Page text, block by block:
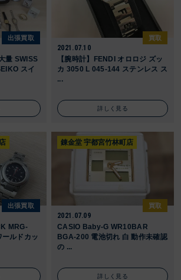
出張買取
量 SWISS
スイ
買取
2021.07.10
【腕時計】FENDI オロロジ ズッ
カ 3050 L 045-144 ステンレス ス
...
詳しく見る
出張買取
MRG-
ルドカッ
錬金堂 宇都宮竹林町店
買取
2021.07.09
CASIO Baby-G WR10BAR
BGA-200 電池切れ 白 動作未確認
の ...
詳しく見る